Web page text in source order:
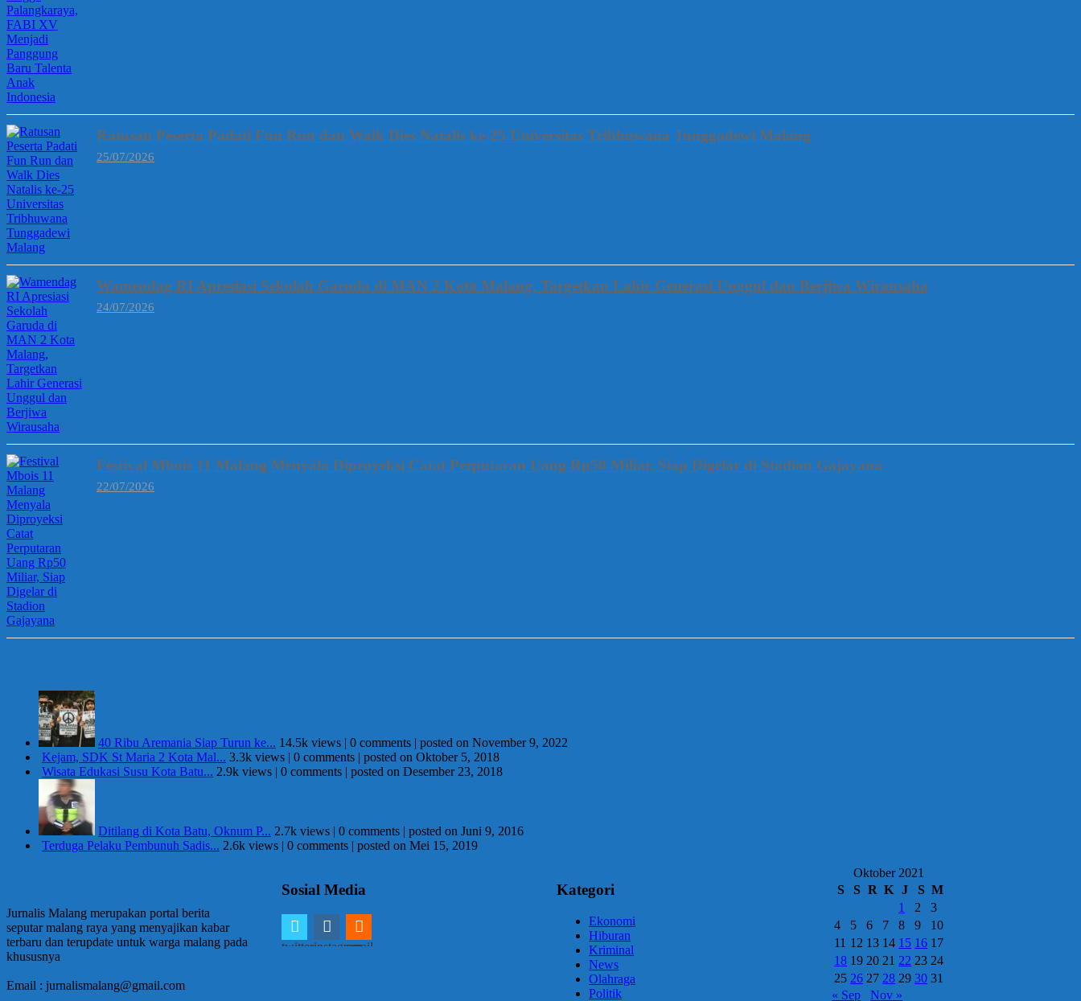
Ratusan Peserta Padati Fun Run dan Walk Dies Natalis ke-25 Universitas Tribhuwana Tunggadewi Malang
25/07/2026
Wamendag RI Apresiasi Sekolah Garuda di MAN 2 Kota Malang, Targetkan Lahir Generasi Unggul dan Berjiwa Wirausaha
24/07/2026
Festival Mbois 11 Malang Menyala Diproyeksi Catat Perputaran Uang Rp50 Miliar, Siap Digelar di Stadion Gajayana
22/07/2026
40 Ribu Aremania Siap Turun ke... 14.5k views | 0 comments | posted on November 9, 2022
Kejam, SDK St Maria 2 Kota Mal... 3.3k views | 0 comments | posted on Oktober 5, 2018
Wisata Edukasi Susu Kota Batu... 2.9k views | 0 comments | posted on Desember 23, 2018
Ditilang di Kota Batu, Oknum P... 2.7k views | 0 comments | posted on Juni 9, 2016
Terduga Pelaku Pembunuh Sadis... 2.6k views | 0 comments | posted on Mei 15, 2019
Jurnalis Malang merupakan portal berita
seputar malang raya yang menyajikan kabar
terbaru dan terupdate untuk warga malang pada
khususnya
Email : jurnalismalang@gmail.com
Sosial Media
twitterinstagram
email
Kategori
Ekonomi
Hiburan
Kriminal
News
Olahraga
Politik
Oktober 2021
S
S R K J S M
1
2
3
4
5 6 7 8 9
10
11 12 13 14 15 16 17
18 19 20 21 22 23 24
25 26 27 28 29 30 31
« Sep
Nov »